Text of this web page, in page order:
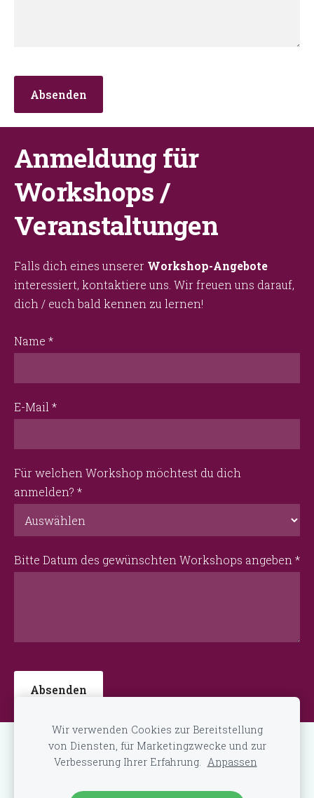
Anmeldung für
Workshops /
Veranstaltungen
Falls dich eines unserer Workshop-Angebote
interessiert, kontaktiere uns. Wir freuen uns darauf,
dich / euch bald kennen zu lernen!
Name *
E-Mail *
Für welchen Workshop möchtest du dich
anmelden? *
Bitte Datum des gewünschten Workshops angeben *
Cookies
Wir verwenden Cookies zur Bereitstellung
von Diensten, für Marketingzwecke und zur
Verbesserung Ihrer Erfahrung. Anpassen